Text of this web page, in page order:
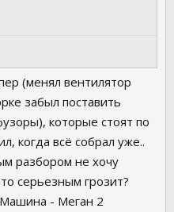
(менял вентилятор
забыл поставить
которые стоят по
когда всё собрал уже..
разбором не хочу
серьезным грозит?
- Меган 2